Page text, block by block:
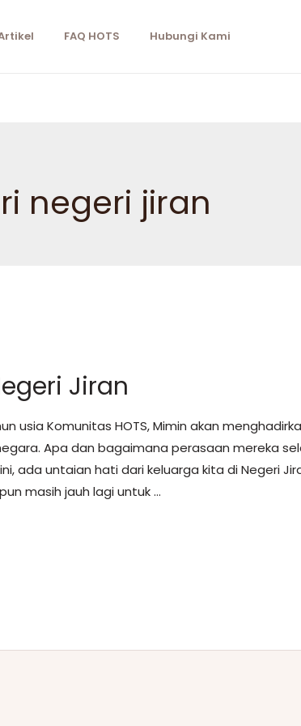
FAQ HOTS Hubungi Kami
negeri jiran
Jiran
usia Komunitas HOTS, Mimin akan
Apa dan bagaimana perasaan mereka
ada untaian hati dari keluarga kita di Negeri
masih jauh lagi untuk …